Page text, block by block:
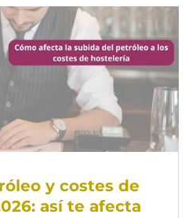
y costes de
así te afecta